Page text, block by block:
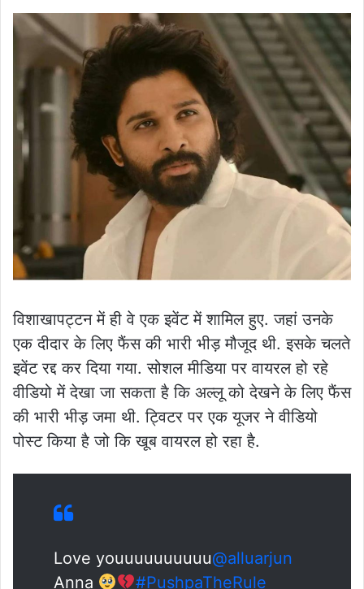
विशाखापट्टन में ही वे एक इवेंट में शामिल हुए. जहां उनके
एक दीदार के लिए फैंस की भारी भीड़ मौजूद थी. इसके चलते
इवेंट रद्द कर दिया गया. सोशल मीडिया पर वायरल हो रहे
वीडियो में देखा जा सकता है कि अल्लू को देखने के लिए फैंस
की भारी भीड़ जमा थी. ट्विटर पर एक यूजर ने वीडियो
पोस्ट किया है जो कि खूब वायरल हो रहा है.
Love youuuuuuuuuu@alluarjun
Anna
#PushpaTheRule